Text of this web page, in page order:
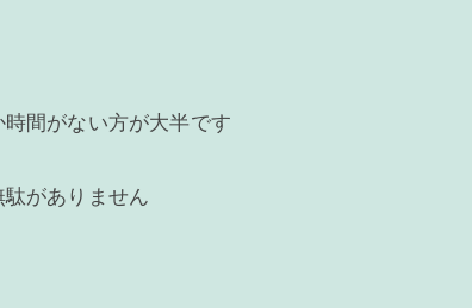
間がない方が大半です
がありません